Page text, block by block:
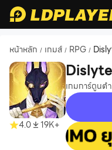
หน้าหลัก / เกมส์ / RPG /
4.0 19K+
Dislyte
เกมการ์ตูนต